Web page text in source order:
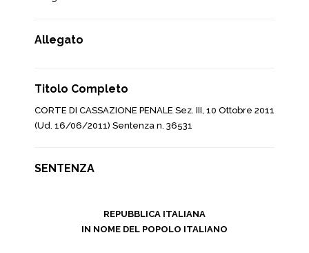
Allegato
Titolo Completo
CORTE DI CASSAZIONE PENALE Sez. III, 10 Ottobre 2011
(Ud. 16/06/2011) Sentenza n. 36531
SENTENZA
REPUBBLICA ITALIANA
IN NOME DEL POPOLO ITALIANO